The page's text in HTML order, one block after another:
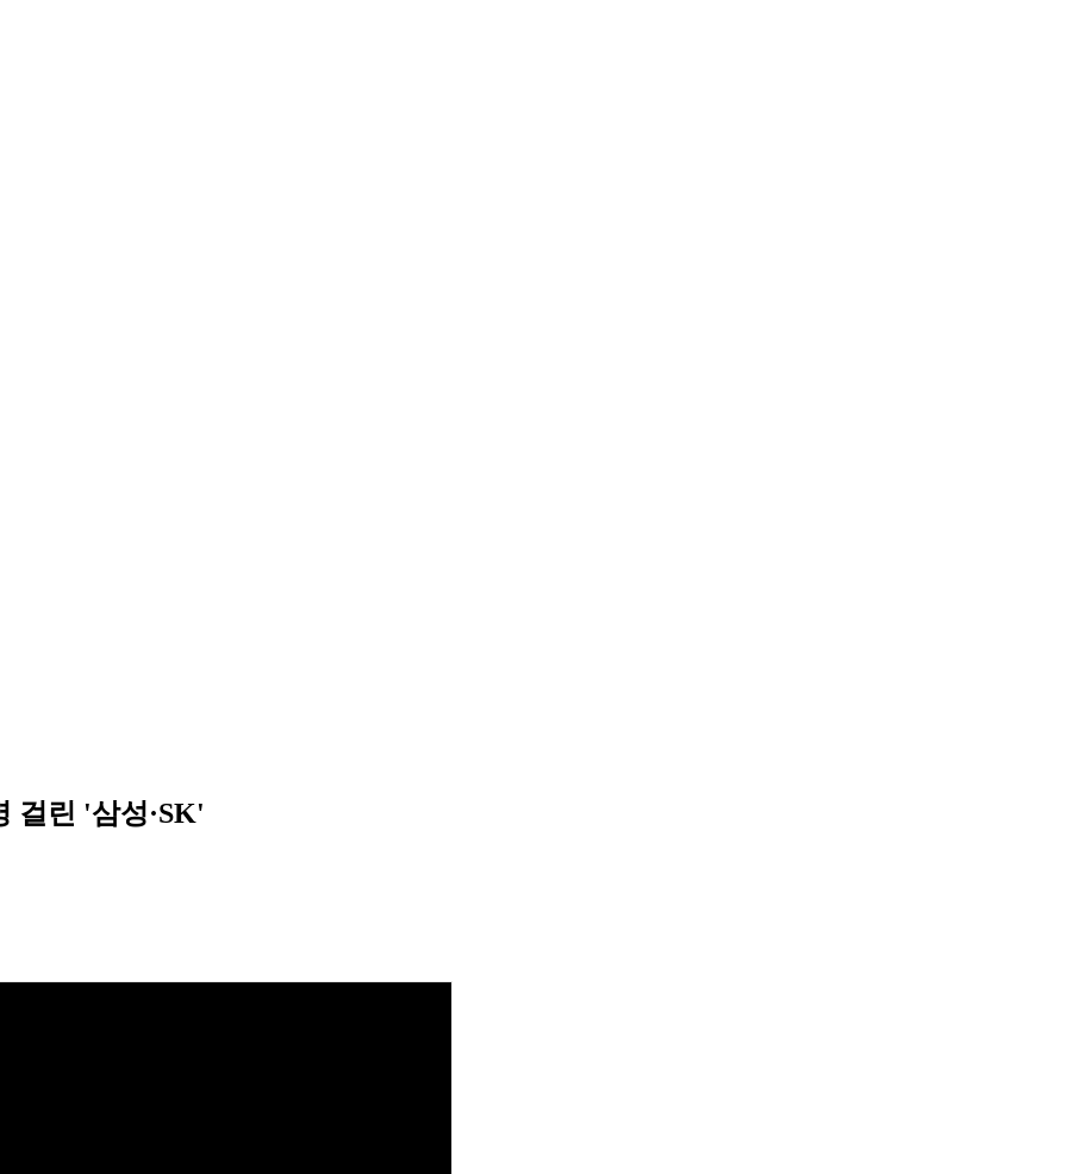
걸린 '삼성·SK'